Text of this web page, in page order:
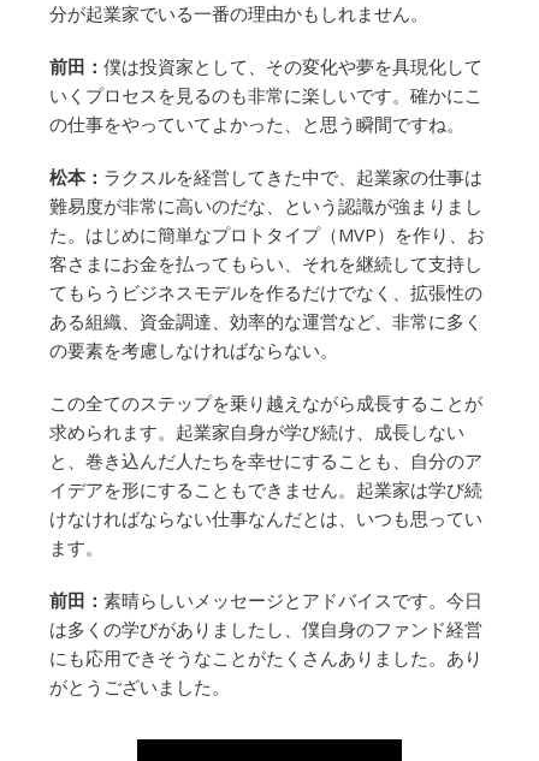
分が起業家でいる一番の理由かもしれません。
前田： 僕は投資家として、その変化や夢を具現化して
いくプロセスを見るのも非常に楽しいです。確かにこ
の仕事をやっていてよかった、と思う瞬間ですね。
松本： ラクスルを経営してきた中で、起業家の仕事は
難易度が非常に高いのだな、という認識が強まりまし
た。はじめに簡単なプロトタイプ（MVP）を作り、お
客さまにお金を払ってもらい、それを継続して支持し
てもらうビジネスモデルを作るだけでなく、拡張性の
ある組織、資金調達、効率的な運営など、非常に多く
の要素を考慮しなければならない。
この全てのステップを乗り越えながら成長することが
求められます。起業家自身が学び続け、成長しない
と、巻き込んだ人たちを幸せにすることも、自分のア
イデアを形にすることもできません。起業家は学び続
けなければならない仕事なんだとは、いつも思ってい
ます。
前田： 素晴らしいメッセージとアドバイスです。今日
は多くの学びがありましたし、僕自身のファンド経営
にも応用できそうなことがたくさんありました。あり
がとうございました。